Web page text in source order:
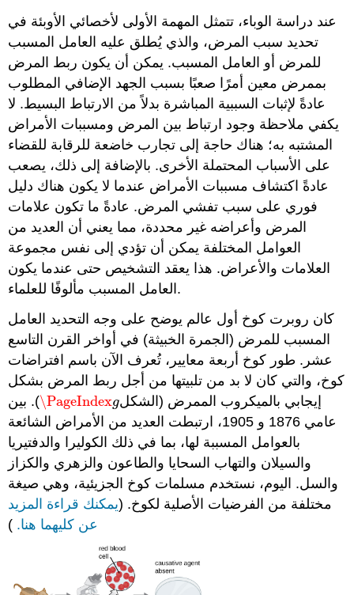
عند دراسة الوباء، تتمثل المهمة الأولى لأخصائي الأوبئة في
تحديد سبب المرض، والذي يُطلق عليه العامل المسبب
للمرض أو العامل المسبب. يمكن أن يكون ربط المرض
بممرض معين أمرًا صعبًا بسبب الجهد الإضافي المطلوب
عادةً لإثبات السببية المباشرة بدلاً من الارتباط البسيط. لا
يكفي ملاحظة وجود ارتباط بين المرض ومسببات الأمراض
المشتبه به؛ هناك حاجة إلى تجارب خاضعة للرقابة للقضاء
على الأسباب المحتملة الأخرى. بالإضافة إلى ذلك، يصعب
عادةً اكتشاف مسببات الأمراض عندما لا يكون هناك دليل
فوري على سبب تفشي المرض. عادةً ما تكون علامات
المرض وأعراضه غير محددة، مما يعني أن العديد من
العوامل المختلفة يمكن أن تؤدي إلى نفس مجموعة
العلامات والأعراض. هذا يعقد التشخيص حتى عندما يكون
العامل المسبب مألوفًا للعلماء.
كان روبرت كوخ أول عالم يوضح على وجه التحديد العامل
المسبب للمرض (الجمرة الخبيثة) في أواخر القرن التاسع
عشر. طور كوخ أربعة معايير، تُعرف الآن باسم افتراضات
كوخ، والتي كان لا بد من تلبيتها من أجل ربط المرض بشكل
إيجابي بالميكروب الممرض (الشكل \PageIndexg
\PageIndexg
). بين
عامي 1876 و 1905، ارتبطت العديد من الأمراض الشائعة
بالعوامل المسببة لها، بما في ذلك الكوليرا والدفتيريا
والسيلان والتهاب السحايا والطاعون والزهري والكزاز
والسل. اليوم، نستخدم مسلمات كوخ الجزيئية، وهي صيغة
مختلفة من الفرضيات الأصلية لكوخ. (يمكنك قراءة المزيد
عن كليهما هنا. )